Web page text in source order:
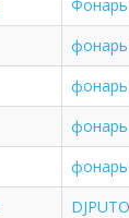
Фонарь